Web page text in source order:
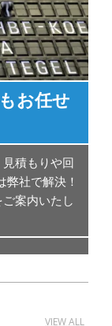
お任せ
積もりや回
社で解決！
案内いたし
VIEW ALL